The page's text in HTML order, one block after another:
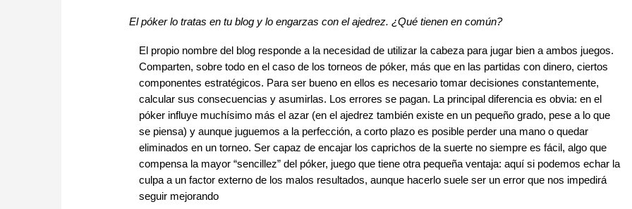
El póker lo tratas en tu blog y lo engarzas con el ajedrez. ¿Qué tienen en común?
El propio nombre del blog responde a la necesidad de utilizar la cabeza para jugar bien a ambos juegos.
Comparten, sobre todo en el caso de los torneos de póker, más que en las partidas con dinero, ciertos
componentes estratégicos. Para ser bueno en ellos es necesario tomar decisiones constantemente,
calcular sus consecuencias y asumirlas. Los errores se pagan. La principal diferencia es obvia: en el
póker influye muchísimo más el azar (en el ajedrez también existe en un pequeño grado, pese a lo que
se piensa) y aunque juguemos a la perfección, a corto plazo es posible perder una mano o quedar
eliminados en un torneo. Ser capaz de encajar los caprichos de la suerte no siempre es fácil, algo que
compensa la mayor “sencillez” del póker, juego que tiene otra pequeña ventaja: aquí si podemos echar la
culpa a un factor externo de los malos resultados, aunque hacerlo suele ser un error que nos impedirá
seguir mejorando